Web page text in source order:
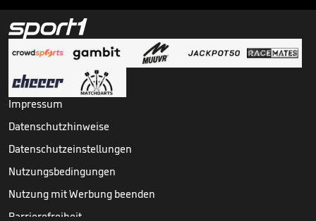
Impressum
Datenschutzhinweise
Datenschutzeinstellungen
Nutzungsbedingungen
Nutzung mit Werbung beenden
Barrierefreiheit